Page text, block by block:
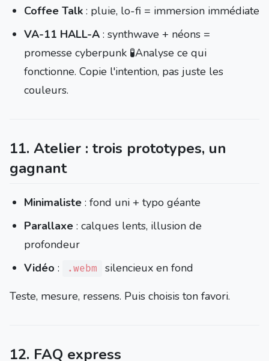
Coffee Talk : pluie, lo-fi = immersion immédiate
VA-11 HALL-A : synthwave + néons =
promesse cyberpunk 🧪Analyse ce qui
fonctionne. Copie l'intention, pas juste les
couleurs.
11. Atelier : trois prototypes, un
gagnant
Minimaliste : fond uni + typo géante
Parallaxe : calques lents, illusion de
profondeur
Vidéo : .webm
silencieux en fond
Teste, mesure, ressens. Puis choisis ton favori.
12. FAQ express